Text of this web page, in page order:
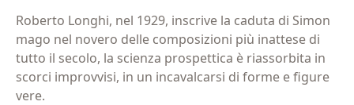
Roberto Longhi, nel 1929, inscrive la caduta di Simon
mago nel novero delle composizioni più inattese di
tutto il secolo, la scienza prospettica è riassorbita in
scorci improvvisi, in un incavalcarsi di forme e figure
vere.